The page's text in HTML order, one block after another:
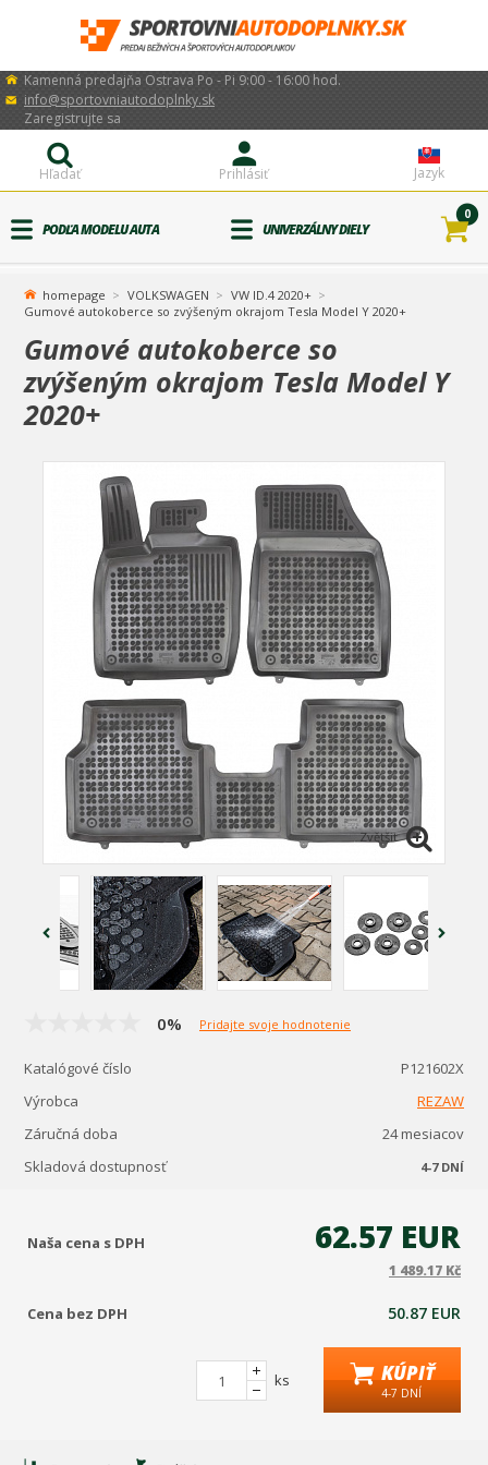
Kamenná predajňa Ostrava Po - Pi 9:00 - 16:00 hod.
info@sportovniautodoplnky.sk
Jazyk
Prihlásiť
Zaregistrujte sa
Hľadať
PODĽA MODELU AUTA UNIVERZÁLNY DIELY
0
homepage VOLKSWAGEN
VW ID.4 2020+
Gumové autokoberce so zvýšeným okrajom Tesla Model Y 2020+
Gumové autokoberce so
zvýšeným okrajom Tesla Model Y
2020+
Zvětšit
0% Pridajte svoje hodnotenie
Katalógové číslo
P121602X
Výrobca
REZAW
Záručná doba
24 mesiacov
Skladová dostupnosť
4-7 DNÍ
Naša cena s DPH 62.57 EUR
1 489.17 Kč
Cena bez DPH 50.87 EUR
ks KÚPIŤ
4-7 DNÍ